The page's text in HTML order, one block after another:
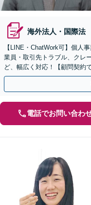
海外法人・国際法
【LINE・ChatWork可】個人
業員・取引先トラブル、クレ
ど、幅広く対応！【顧問契約
業連携可【英語・韓国語対応
電話でお問い合わ